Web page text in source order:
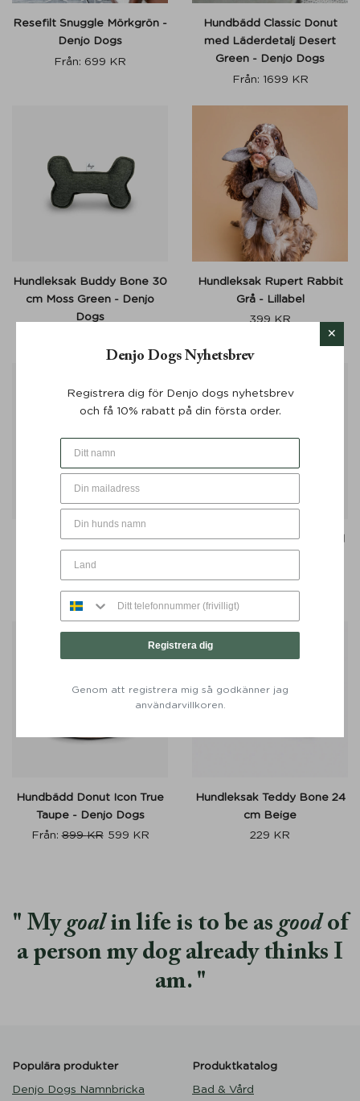
Resefilt Snuggle Mörkgrön -
Denjo Dogs
Från: 699 KR
Hundbädd Classic Donut
med Läderdetalj Desert
Green - Denjo Dogs
Från: 1699 KR
Hundleksak Buddy Bone 30
cm Moss Green - Denjo
Dogs
Hundleksak Rupert Rabbit
Grå - Lillabel
399KR
Aktivitetsleksak Teddy
269KR
Hundbädd Donut Icon med
Från:650KR 488
Hundbädd Donut Icon True
Taupe - Denjo Dogs
Från:899KR 599 KR
Hundleksak Teddy Bone 24
cm Beige
229 KR
Mygoalin life is to be as goodof
a person my dog already thinks I
am.
Populära produkter
Denjo Dogs Namnbricka
Produktkatalog
Bad & Vård
Denjo Dogs Nyhetsbrev
Registrera dig för Denjo dogs nyhetsbrev
och få 10% rabatt på din första order.
Registrera dig
Genom att registrera mig så godkänner jag
användarvillkoren.